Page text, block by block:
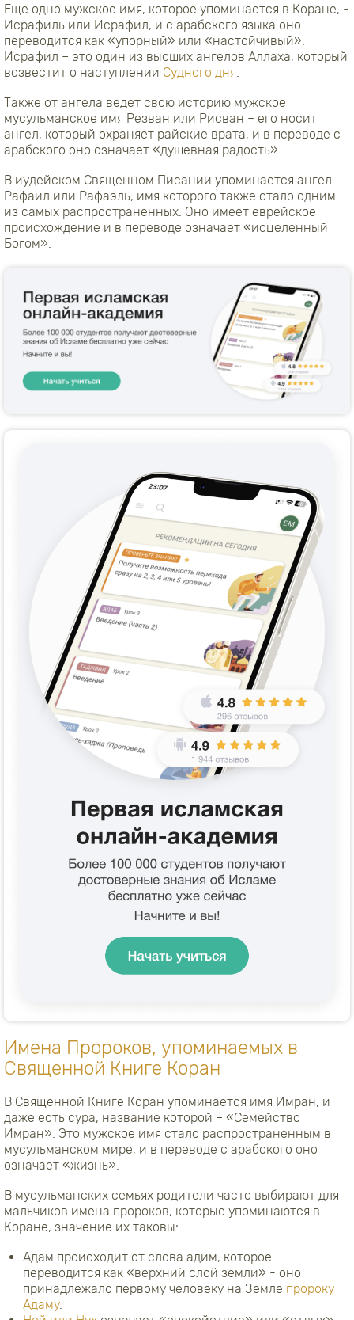
Еще одно мужское имя, которое упоминается в Коране, -
Исрафиль или Исрафил, и с арабского языка оно
переводится как «упорный» или «настойчивый».
Исрафил – это один из высших ангелов Аллаха, который
возвестит о наступлении Судного дня
Также от ангела ведет свою историю мужское
мусульманское имя Резван или Рисван – его носит
ангел, который охраняет райские врата, и в переводе с
арабского оно означает «душевная радость».
В иудейском Священном Писании упоминается ангел
Рафаил или Рафаэль, имя которого также стало одним
из самых распространенных. Оно имеет еврейское
происхождение и в переводе означает «исцеленный
Богом».
Имена Пророков, упоминаемых в
Священной Книге Коран
В Священной Книге Коран упоминается имя Имран, и
даже есть сура, название которой – «Семейство
Имран». Это мужское имя стало распространенным в
мусульманском мире, и в переводе с арабского оно
означает «жизнь».
В мусульманских семьях родители часто выбирают для
мальчиков имена пророков, которые упоминаются в
Коране, значение их таковы:
Адам происходит от слова адим, которое
переводится как «верхний слой земли» - оно
принадлежало первому человеку на Земле пророку
Адаму.